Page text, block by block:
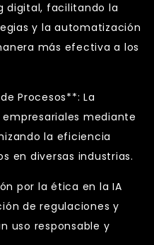
digital, facilitando la
y la automatización
más efectiva a los
Procesos**: La
mediante
la eficiencia
en diversas industrias.
por la ética en la IA
de regulaciones y
uso responsable y